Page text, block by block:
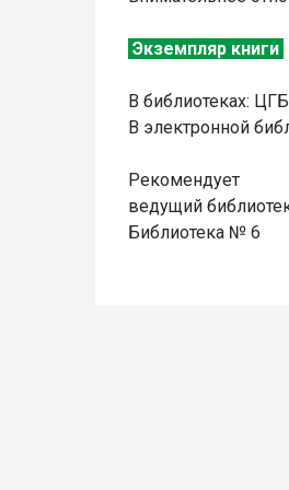
Экземпляр книги
В библиотеках:
В электронной
Рекомендует
ведущий
Библиотека № 6